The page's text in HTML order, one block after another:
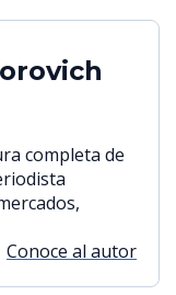
completa de
Conoce al autor